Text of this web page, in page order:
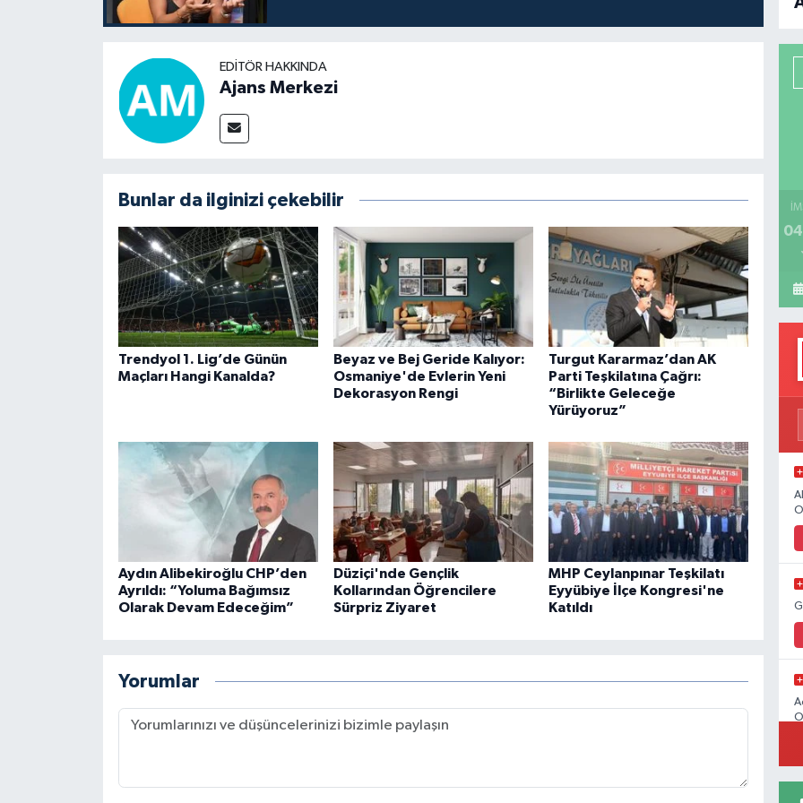
EDITÖR HAKKINDA
Ajans Merkezi
Bunlar da ilginizi çekebilir
Trendyol 1. Lig’de Günün
Maçları Hangi Kanalda?
Beyaz ve Bej Geride Kalıyor:
Osmaniye'de Evlerin Yeni
Dekorasyon Rengi
Turgut Kararmaz’dan AK
Parti Teşkilatına Çağrı:
“Birlikte Geleceğe
Yürüyoruz”
Aydın Alibekiroğlu CHP’den
Ayrıldı: “Yoluma Bağımsız
Olarak Devam Edeceğim”
Düziçi'nde Gençlik
Kollarından Öğrencilere
Sürpriz Ziyaret
MHP Ceylanpınar Teşkilatı
Eyyübiye İlçe Kongresi'ne
Katıldı
Yorumlar